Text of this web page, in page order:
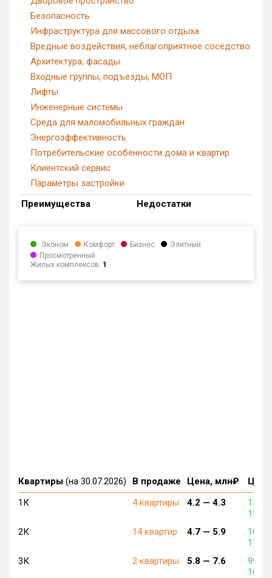
Безопасность
Инфраструктура для массового отдыха
Вредные воздействия, неблагоприятное соседство
Архитектура, фасады
Входные группы, подъезды, МОП
Лифты
Инженерные системы
Среда для маломобильных граждан
Энергоэффективность
Потребительские особенности дома и квартир
Клиентский сервис
Параметры застройки
Преимущества
Недостатки
Эконом Комфорт Бизнес
Элитный
Просмотренный
Жилых комплексов: 1
Квартиры (на 30.07.2026) В продаже Цена, млн₽
1К
4 квартиры 4.2 — 4.3
119
120
2К
14 квартир 4.7 — 5.9
105
110
3К
2 квартиры 5.8 — 7.6
99
104